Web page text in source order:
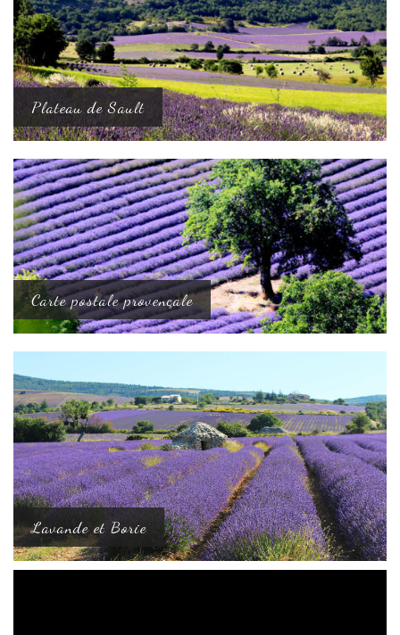
Plateau de Sault
Carte postale provençale
Lavande et Borie